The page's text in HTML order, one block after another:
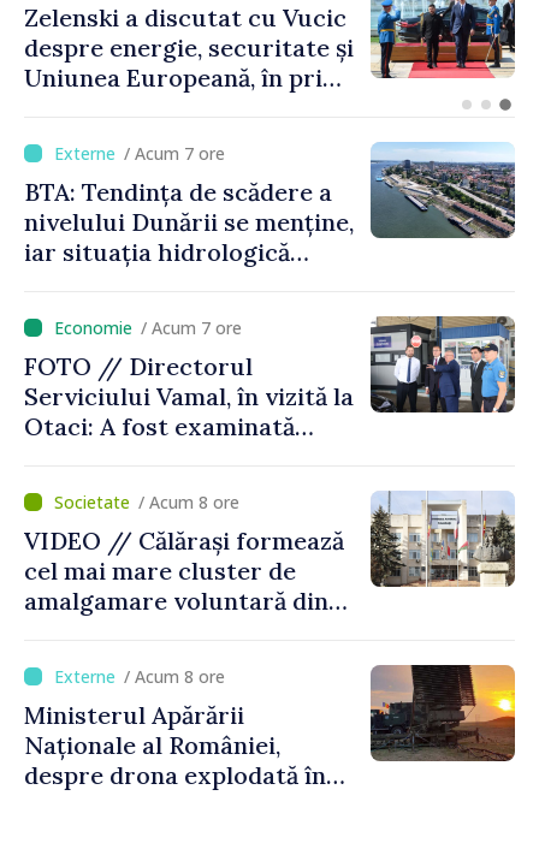
Bulgaria: Ambasadoarea
Ucrainei, convocată la
Ministerul de Externe în
/ Acum 7 ore
BTA: Tendința de scădere a
nivelului Dunării se menține,
iar situația hidrologică
/ Acum 7 ore
FOTO // Directorul
Serviciului Vamal, în vizită la
Otaci: A fost examinată
control vamal cu un scanner
performant/ Acum 8 ore
VIDEO // Călărași formează
cel mai mare cluster de
amalgamare voluntară din
orășenesc a aprobat decizia
finală
/ Acum 8 ore
Ministerul Apărării
Naționale al României,
despre drona explodată în